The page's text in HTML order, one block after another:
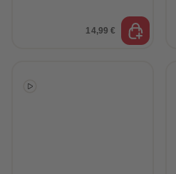
14,99 €